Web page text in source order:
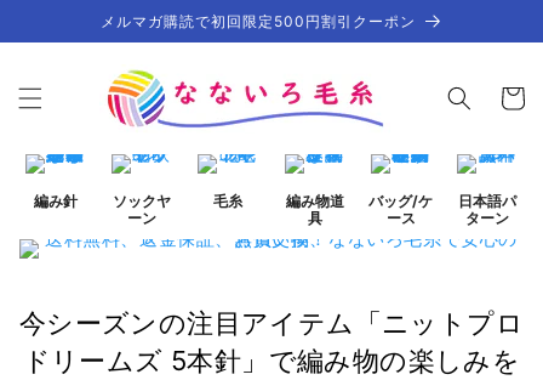
進む
メルマガ購読で初回限定500円割引クーポン
ー
編み針
ソックヤ
ーン
毛糸
編み物道
具
バッグ/ケ
ース
日本語パ
ターン
今シーズンの注目アイテム「ニットプロ
ドリームズ 5本針」で編み物の楽しみを